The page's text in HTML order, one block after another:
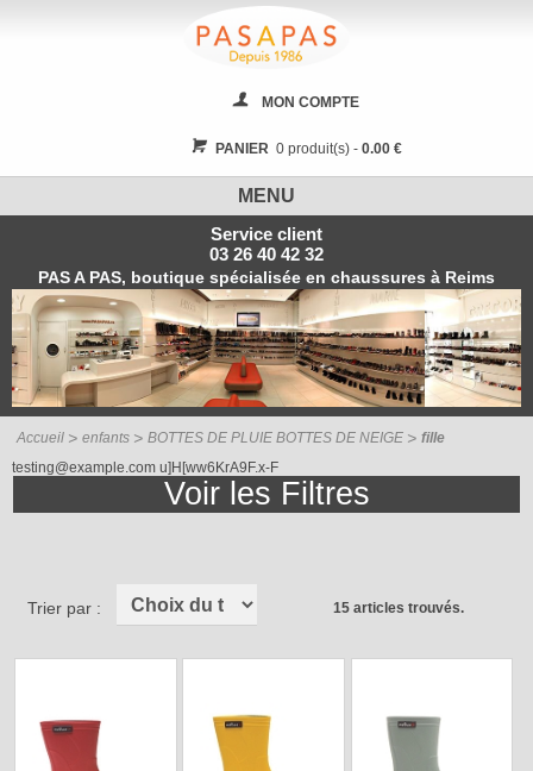
MON COMPTE
PANIER0 produit(s) - 0.00 €
MENU
Service client
03 26 40 42 32
PAS A PAS, boutique spécialisée en chaussures à Reims
Accueil enfants BOTTES DE PLUIE BOTTES DE NEIGE
fille
testing@example.com u]H[ww6KrA9F.x-F
Voir les Filtres
Trier par : 15 articles trouvés.